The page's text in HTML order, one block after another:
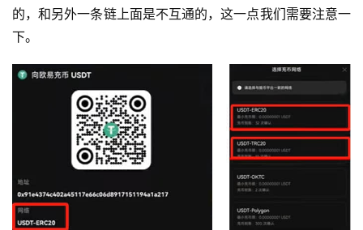
的，和另外一条链上面是不互通的，这一点我们需要注意一
下。